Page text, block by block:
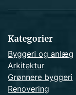
Kategorier
Byggeri og anlæg
Arkitektur
Grønnere byggeri
Renovering